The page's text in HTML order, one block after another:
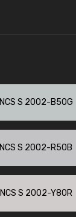
NCS S 2002-B50G
NCS S 2002-R50B
NCS S 2002-Y80R